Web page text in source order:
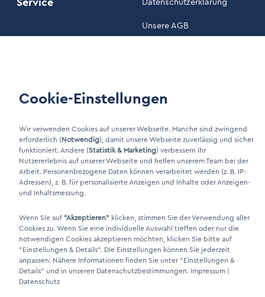
Wartung
Unsere AGB
Xing Link
DINO Dampferzeuger GmbH - Elektrische Dampferzeuger "Made in
Germany" 2026
Cookie-Einstellungen
Wir verwenden Cookies auf unserer Webseite. Manche sind zwingend
erforderlich (Notwendig), damit unsere Webseite zuverlässig und sicher
funktioniert. Andere (Statistik & Marketing) verbessern Ihr
Nutzererlebnis auf unserer Webseite und helfen unserem Team bei der
Arbeit. Personenbezogene Daten können verarbeitet werden (z. B. IP-
Adressen), z. B. für personalisierte Anzeigen und Inhalte oder Anzeigen-
und Inhaltsmessung.
Wenn Sie auf "Akzeptieren" klicken, stimmen Sie der Verwendung aller
Cookies zu. Wenn Sie eine individuelle Auswahl treffen oder nur die
notwendigen Cookies akzeptieren möchten, klicken Sie bitte auf
"Einstellungen & Details". Die Einstellungen können Sie jederzeit
anpassen. Nähere Informationen finden Sie unter "Einstellungen &
Details" und in unseren Datenschutzbestimmungen. Impressum |
Datenschutz